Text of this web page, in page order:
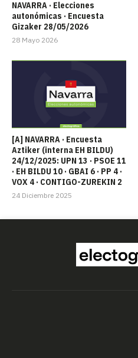
NAVARRA · Elecciones
autonómicas · Encuesta
Gizaker 28/05/2026
28 Mayo 2026
[A] NAVARRA · Encuesta
Aztiker (interna EH BILDU)
24/12/2025: UPN 13 · PSOE 11
· EH BILDU 10 · GBAI 6 · PP 4 ·
VOX 4 · CONTIGO-ZUREKIN 2
24 Diciembre 2025